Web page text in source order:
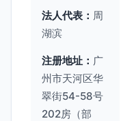
法人代表： 周
湖滨
注册地址： 广
州市天河区华
翠街54-58号
202房（部